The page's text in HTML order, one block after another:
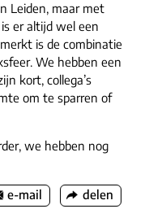
Leiden, maar met
er altijd wel een
is de combinatie
We hebben een
kort, collega’s
om te sparren of
we hebben nog
e-mail delen